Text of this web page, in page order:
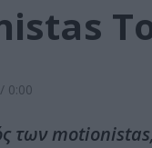
/ 0:00
των